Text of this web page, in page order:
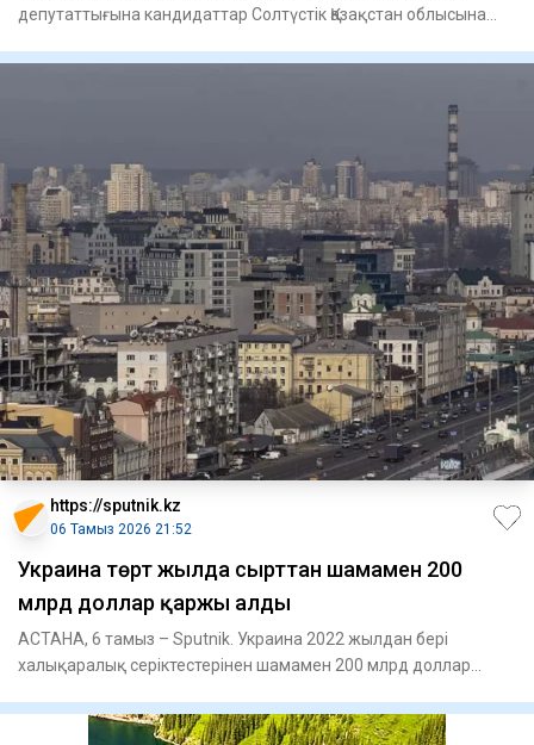
депутаттығына кандидаттар Солтүстік Қазақстан облысына
https://sputnik.kz
06 Тамыз 2026 21:52
Украина төрт жылда сырттан шамамен 200
млрд доллар қаржы алды
АСТАНА, 6 тамыз – Sputnik. Украина 2022 жылдан бері
халықаралық серіктестерінен шамамен 200 млрд доллар